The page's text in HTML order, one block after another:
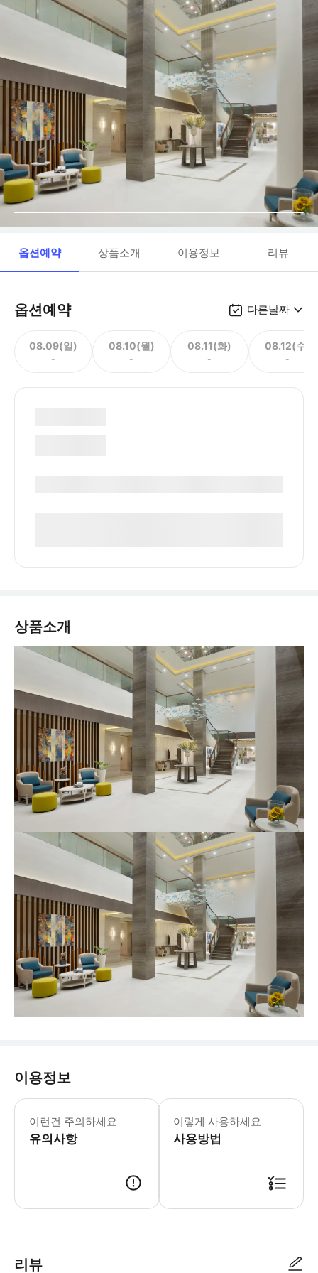
옵션예약 상품소개 이용정보 리뷰
옵션예약 다른날짜
08.09(일)
-
08.10(월)
-
08.11(화)
-
08.12(수)
-
상품소개
이용정보
이런건 주의하세요
유의사항
이렇게 사용하세요
사용방법
리뷰